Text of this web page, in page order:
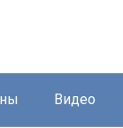
Видео